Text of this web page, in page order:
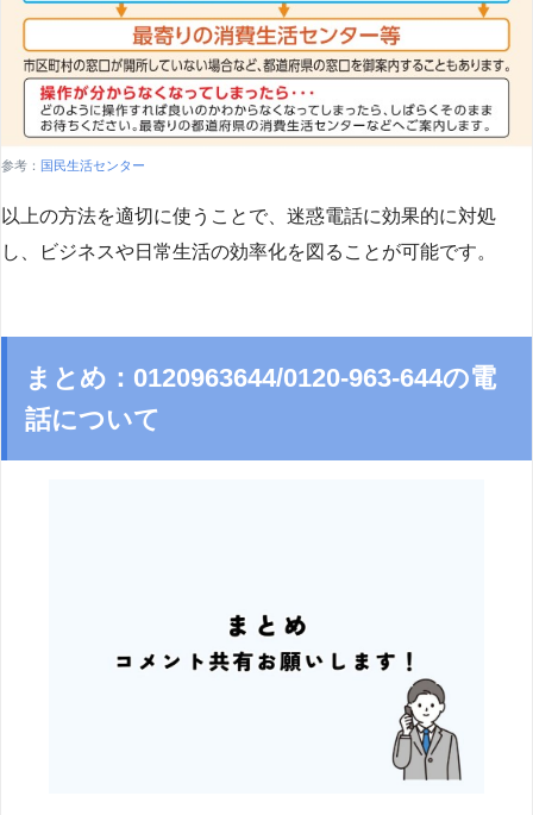
参考： 国民生活センター
以上の方法を適切に使うことで、迷惑電話に効果的に対処
し、ビジネスや日常生活の効率化を図ることが可能です。
まとめ：0120963644/0120-963-644の電
話について